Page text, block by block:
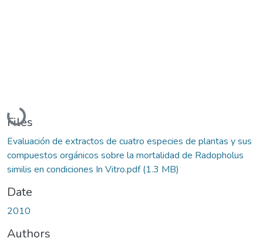
Loading...
Files
Evaluación de extractos de cuatro especies de plantas y sus
compuestos orgánicos sobre la mortalidad de Radopholus
similis en condiciones In Vitro.pdf(1.3 MB)
Date
2010
Authors